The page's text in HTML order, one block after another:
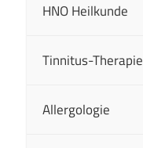
HNO Heilkunde
Tinnitus-Therapie
Allergologie